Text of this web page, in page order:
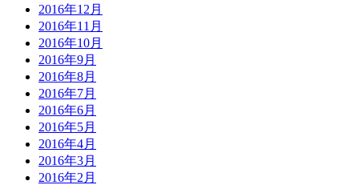
2016年12月
2016年11月
2016年10月
2016年9月
2016年8月
2016年7月
2016年6月
2016年5月
2016年4月
2016年3月
2016年2月